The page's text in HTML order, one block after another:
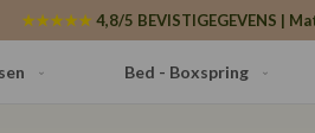
★★★★★ 4,8/5 BEVISTIGEGEVENS |
Bed - Boxspring